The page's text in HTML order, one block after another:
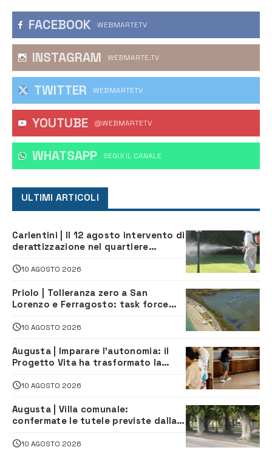
FACEBOOK WEBMARTETV
INSTAGRAM WEBMARTE.TV
TWITTER WEBMARTETV
YOUTUBE @WEBMARTETV
WHATSAPP ‎SEGUI IL CANALE
ULTIMI ARTICOLI
Carlentini | Il 12 agosto intervento di
derattizzazione nel quartiere
10 AGOSTO 2026
Priolo | Tolleranza zero a San
Lorenzo e Ferragosto: task force
navette gratuite
10 AGOSTO 2026
Augusta | Imparare l’autonomia: il
Progetto Vita ha trasformato la
indipendenza
10 AGOSTO 2026
Augusta | Villa comunale:
confermate le tutele previste dalla
10 AGOSTO 2026